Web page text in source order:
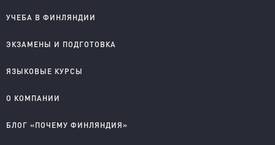
УЧЕБА В ФИНЛЯНДИИ
Колледжи на английском
Колледжи на финском
ЭКЗАМЕНЫ И ПОДГОТОВКА
YKI подготовка и регистрация
ЯЗЫКОВЫЕ КУРСЫ
Английский для школьников
Английский для взрослых
О КОМПАНИИ
Правовые документы
БЛОГ «ПОЧЕМУ ФИНЛЯНДИЯ»